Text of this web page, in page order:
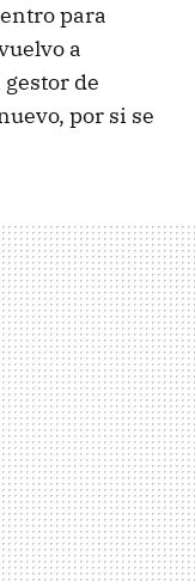
para
a
de
por si se